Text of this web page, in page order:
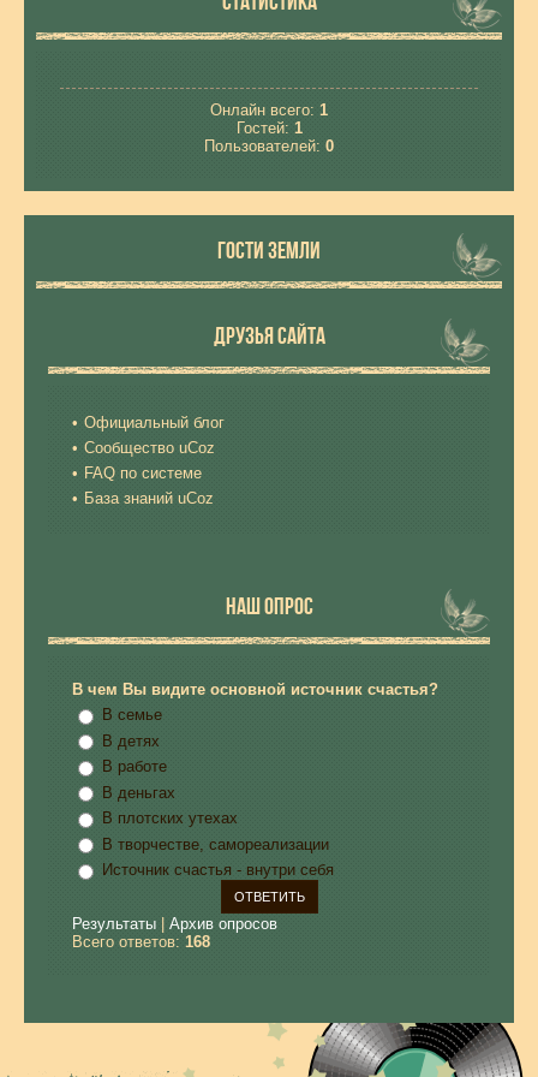
Онлайн всего: 1
Гостей: 1
Пользователей: 0
ГОСТИ ЗЕМЛИ
ДРУЗЬЯ САЙТА
Официальный блог
Сообщество uCoz
FAQ по системе
База знаний uCoz
НАШ ОПРОС
В чем Вы видите основной источник счастья?
В семье
В детях
В работе
В деньгах
В плотских утехах
В творчестве, самореализации
Источник счастья - внутри себя
Результаты
Архив опросов
Всего ответов: 168